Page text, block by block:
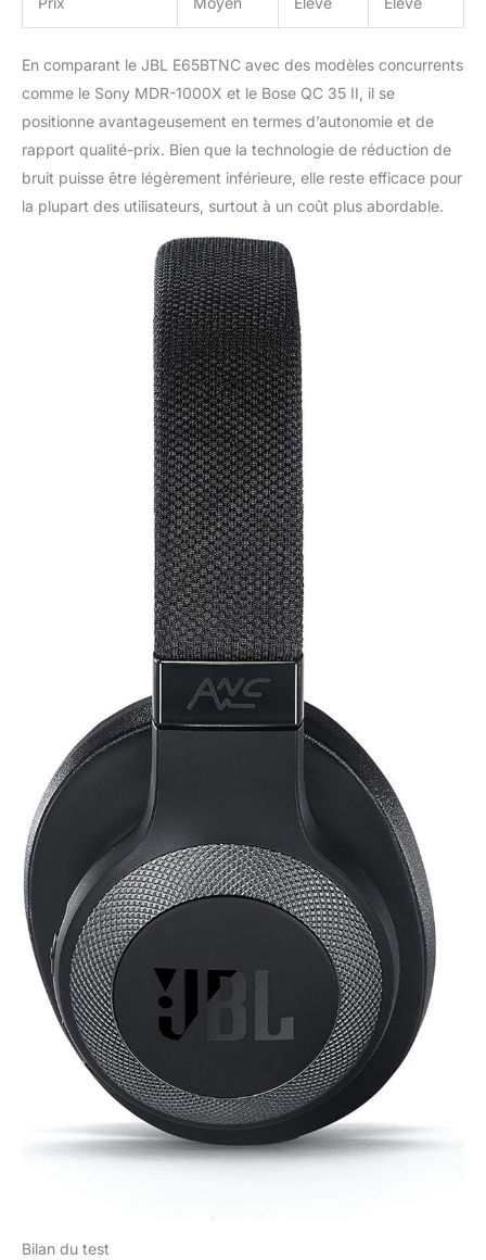
En comparant le JBL E65BTNC avec des modèles concurrents
comme le Sony MDR-1000X et le Bose QC 35 II, il se
positionne avantageusement en termes d’autonomie et de
rapport qualité-prix. Bien que la technologie de réduction de
bruit puisse être légèrement inférieure, elle reste efficace pour
la plupart des utilisateurs, surtout à un coût plus abordable.
Bilan du test